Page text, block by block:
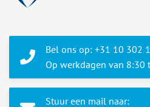
Bel ons op: +31 10 302
Op werkdagen van 8:30
Stuur een mail naar: